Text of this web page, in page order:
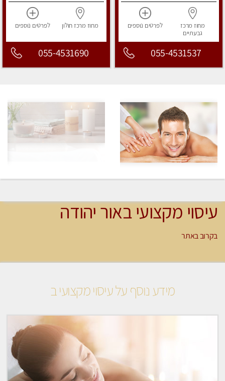
מחוז מרכז
גבעתיים
לפרטים נוספים
055-4531537
מחוז מרכז חולון לפרטים נוספים
055-4531690
עיסוי מקצועי באור יהודה
בקרוב באתר
מידע נוסף על עיסוי מקצועי ב